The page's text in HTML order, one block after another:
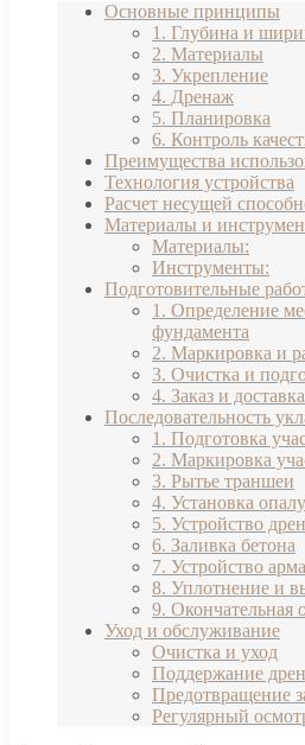
Основные принципы
1. Глубина и
2. Материалы
3. Укрепление
4. Дренаж
5. Планировка
6. Контроль
Преимущества
Технология устройства
Расчет несущей
Материалы и
Материалы:
Инструменты:
Подготовительные
1. Определение
фундамента
2. Маркировка и
3. Очистка и
4. Заказ и
Последовательность
1. Подготовка
2. Маркировка
3. Рытье траншеи
4. Установка
5. Устройство
6. Заливка бетона
7. Устройство
8. Уплотнение и
9. Окончательная
Уход и обслуживание
Очистка и уход
Поддержание
Предотвращение
Регулярный